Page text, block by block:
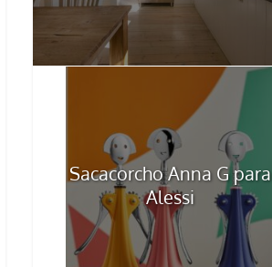
Sacacorcho Anna G para
Alessi